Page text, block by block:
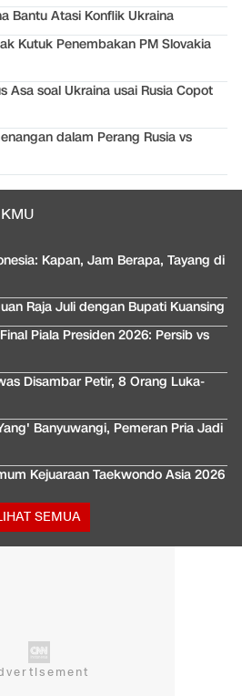
Bantu Atasi Konflik Ukraina
Kutuk Penembakan PM Slovakia
Asa soal Ukraina usai Rusia Copot
dalam Perang Rusia vs
Kapan, Jam Berapa, Tayang di
Raja Juli dengan Bupati Kuansing
Piala Presiden 2026: Persib vs
Disambar Petir, 8 Orang Luka-
Banyuwangi, Pemeran Pria Jadi
Kejuaraan Taekwondo Asia 2026
SEMUA